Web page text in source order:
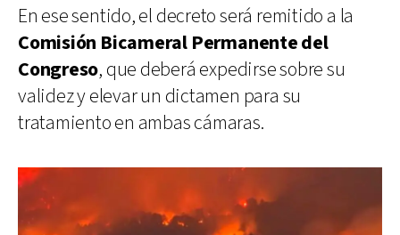
En ese sentido, el decreto será remitido a la
Comisión Bicameral Permanente del
Congreso, que deberá expedirse sobre su
validez y elevar un dictamen para su
tratamiento en ambas cámaras.